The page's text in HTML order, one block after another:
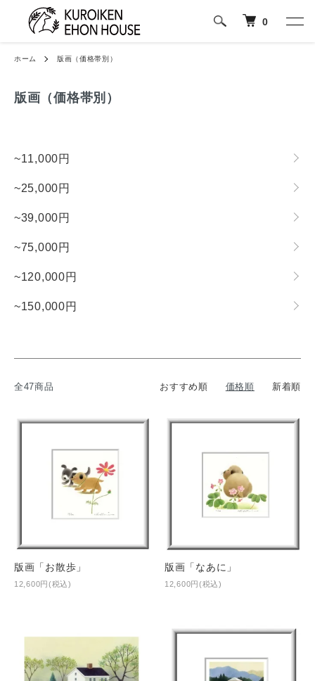
0
ホーム 版画（価格帯別）
版画（価格帯別）
~11,000円
~25,000円
~39,000円
~75,000円
~120,000円
~150,000円
全47商品 おすすめ順 価格順 新着順
版画「お散歩」
12,600円(税込)
版画「なあに」
12,600円(税込)